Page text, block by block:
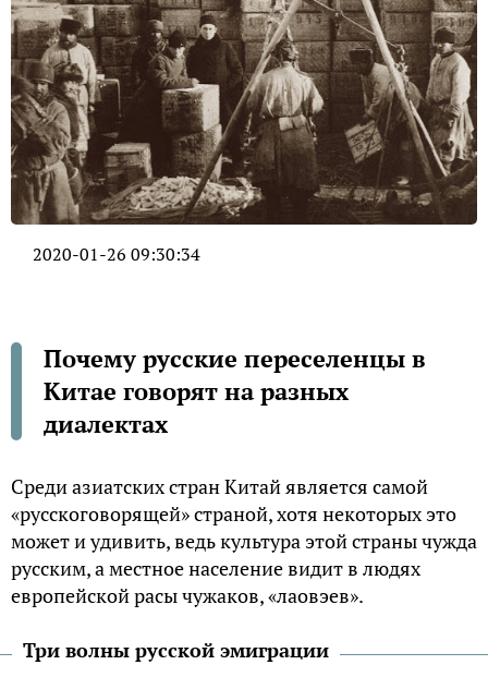
2020-01-26 09:30:34
Почему русские переселенцы в
Китае говорят на разных
диалектах
Среди азиатских стран Китай является самой
«русскоговорящей» страной, хотя некоторых это
может и удивить, ведь культура этой страны чужда
русским, а местное население видит в людях
европейской расы чужаков, «лаовэев».
Три волны русской эмиграции